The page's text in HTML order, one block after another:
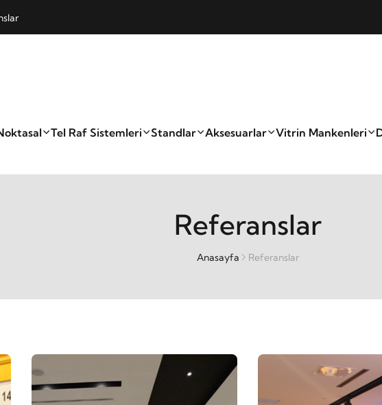
Tel Raf Sistemleri Standlar Aksesuarlar Vitrin Mankenleri
Referanslar
Anasayfa Referanslar